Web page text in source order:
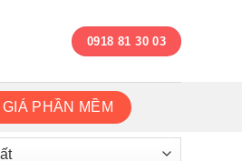
0918 81 30 03
PHẦN MỀM